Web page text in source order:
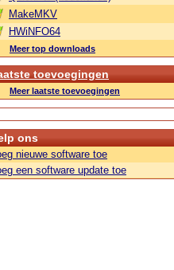
MakeMKV
HWiNFO64
Meer top downloads
toevoegingen
Meer laatste toevoegingen
ons
nieuwe software toe
een software update toe